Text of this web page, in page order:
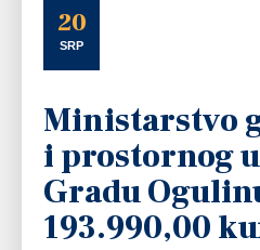
20
SRP
Ministarstvo
i prostornog
Gradu
193.990,00